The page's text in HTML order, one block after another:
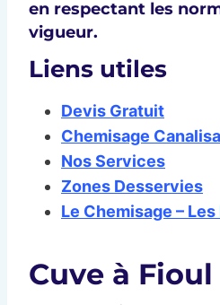
en respectant les
vigueur.
Liens utiles
Devis Gratuit
Chemisage
Nos Services
Zones Desservies
Le Chemisage –
Cuve à Fioul